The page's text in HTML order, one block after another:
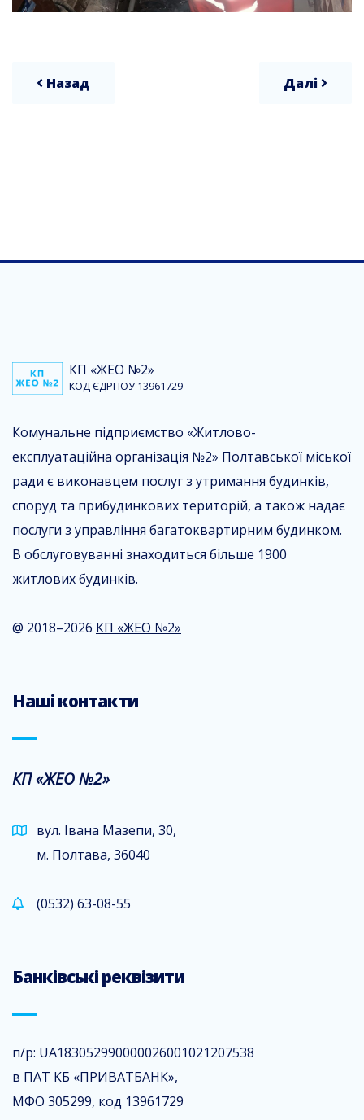
Назад Далі
КП «ЖЕО №2»
КОД ЄДРПОУ 13961729
Комунальне підприємство «Житлово-
експлуатаційна організація №2» Полтавської міської
ради є виконавцем послуг з утримання будинків,
споруд та прибудинкових територій, а також надає
послуги з управління багатоквартирним будинком.
В обслуговуванні знаходиться більше 1900
житлових будинків.
@ 2018–2026 КП «ЖЕО №2»
Наші контакти
КП «ЖЕО №2»
вул. Івана Мазепи, 30,
м. Полтава, 36040
(0532) 63-08-55
Банківські реквізити
п/р: UA183052990000026001021207538
в ПАТ КБ «ПРИВАТБАНК»,
МФО 305299, код 13961729